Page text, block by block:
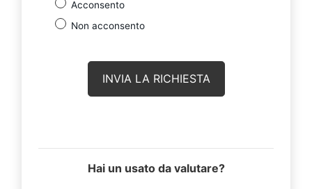
Acconsento
Non acconsento
Hai un usato da valutare?